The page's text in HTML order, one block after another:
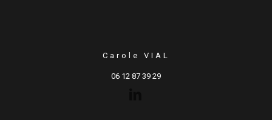
Carole VIAL
06 12 87 39 29